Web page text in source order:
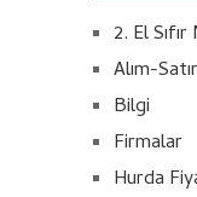
2. El
Alım-
Bilgi
Firmalar
Hurda